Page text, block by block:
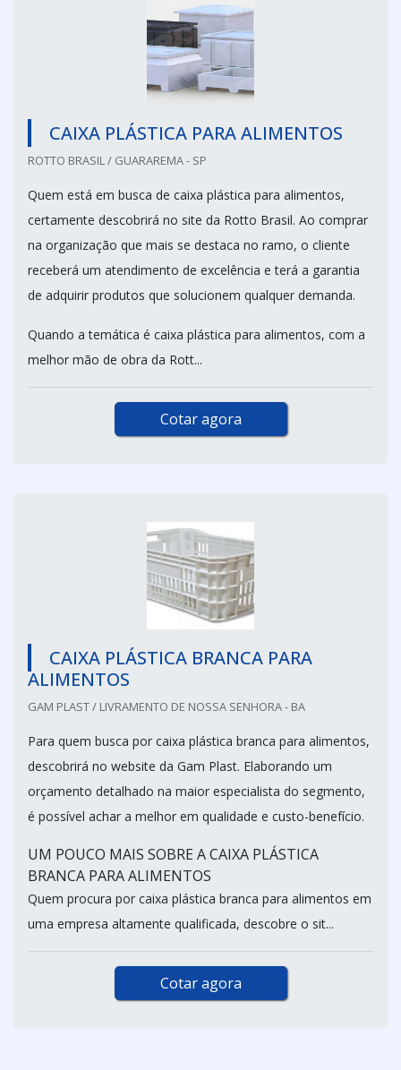
CAIXA PLÁSTICA PARA ALIMENTOS
ROTTO BRASIL / GUARAREMA - SP
Quem está em busca de caixa plástica para alimentos,
certamente descobrirá no site da Rotto Brasil. Ao comprar
na organização que mais se destaca no ramo, o cliente
receberá um atendimento de excelência e terá a garantia
de adquirir produtos que solucionem qualquer demanda.
Quando a temática é caixa plástica para alimentos, com a
melhor mão de obra da Rott...
Cotar agora
CAIXA PLÁSTICA BRANCA PARA
ALIMENTOS
GAM PLAST / LIVRAMENTO DE NOSSA SENHORA - BA
Para quem busca por caixa plástica branca para alimentos,
descobrirá no website da Gam Plast. Elaborando um
orçamento detalhado na maior especialista do segmento,
é possível achar a melhor em qualidade e custo-benefício.
UM POUCO MAIS SOBRE A CAIXA PLÁSTICA
BRANCA PARA ALIMENTOS
Quem procura por caixa plástica branca para alimentos em
uma empresa altamente qualificada, descobre o sit...
Cotar agora